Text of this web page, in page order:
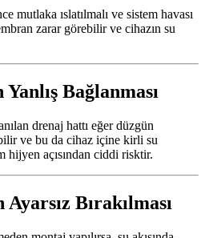
mutlaka ıslatılmalı ve sistem havası
zarar görebilir ve cihazın su
Bağlanması
drenaj hattı eğer düzgün
ve bu da cihaz içine kirli su
hijyen açısından ciddi risktir.
Ayarsız Bırakılması